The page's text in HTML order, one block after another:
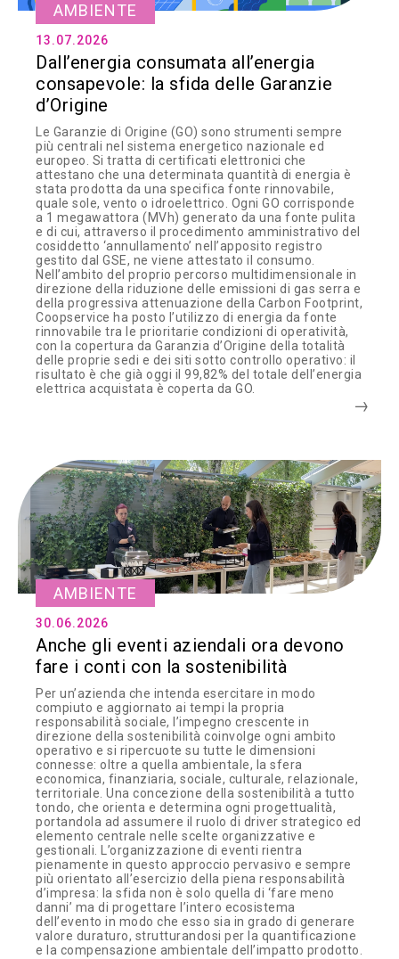
AMBIENTE
13.07.2026
Dall’energia consumata all’energia
consapevole: la sfida delle Garanzie
d’Origine
Le Garanzie di Origine (GO) sono strumenti sempre
più centrali nel sistema energetico nazionale ed
europeo. Si tratta di certificati elettronici che
attestano che una determinata quantità di energia è
stata prodotta da una specifica fonte rinnovabile,
quale sole, vento o idroelettrico. Ogni GO corrisponde
a 1 megawattora (MVh) generato da una fonte pulita
e di cui, attraverso il procedimento amministrativo del
cosiddetto ‘annullamento’ nell’apposito registro
gestito dal GSE, ne viene attestato il consumo.
Nell’ambito del proprio percorso multidimensionale in
direzione della riduzione delle emissioni di gas serra e
della progressiva attenuazione della Carbon Footprint,
Coopservice ha posto l’utilizzo di energia da fonte
rinnovabile tra le prioritarie condizioni di operatività,
con la copertura da Garanzia d’Origine della totalità
delle proprie sedi e dei siti sotto controllo operativo: il
risultato è che già oggi il 99,82% del totale dell’energia
elettrica acquistata è coperta da GO.
AMBIENTE
30.06.2026
Anche gli eventi aziendali ora devono
fare i conti con la sostenibilità
Per un’azienda che intenda esercitare in modo
compiuto e aggiornato ai tempi la propria
responsabilità sociale, l’impegno crescente in
direzione della sostenibilità coinvolge ogni ambito
operativo e si ripercuote su tutte le dimensioni
connesse: oltre a quella ambientale, la sfera
economica, finanziaria, sociale, culturale, relazionale,
territoriale. Una concezione della sostenibilità a tutto
tondo, che orienta e determina ogni progettualità,
portandola ad assumere il ruolo di driver strategico ed
elemento centrale nelle scelte organizzative e
gestionali. L’organizzazione di eventi rientra
pienamente in questo approccio pervasivo e sempre
più orientato all’esercizio della piena responsabilità
d’impresa: la sfida non è solo quella di ‘fare meno
danni’ ma di progettare l’intero ecosistema
dell’evento in modo che esso sia in grado di generare
valore duraturo, strutturandosi per la quantificazione
e la compensazione ambientale dell’impatto prodotto.